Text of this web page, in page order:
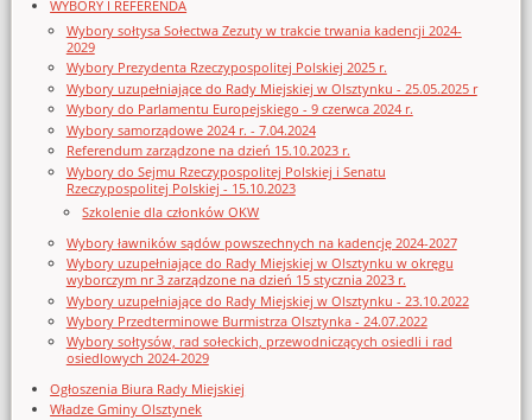
WYBORY I REFERENDA
Wybory sołtysa Sołectwa Zezuty w trakcie trwania kadencji 2024-
2029
Wybory Prezydenta Rzeczypospolitej Polskiej 2025 r.
Wybory uzupełniające do Rady Miejskiej w Olsztynku - 25.05.2025 r
Wybory do Parlamentu Europejskiego - 9 czerwca 2024 r.
Wybory samorządowe 2024 r. - 7.04.2024
Referendum zarządzone na dzień 15.10.2023 r.
Wybory do Sejmu Rzeczypospolitej Polskiej i Senatu
Rzeczypospolitej Polskiej - 15.10.2023
Szkolenie dla członków OKW
Wybory ławników sądów powszechnych na kadencję 2024-2027
Wybory uzupełniające do Rady Miejskiej w Olsztynku w okręgu
wyborczym nr 3 zarządzone na dzień 15 stycznia 2023 r.
Wybory uzupełniające do Rady Miejskiej w Olsztynku - 23.10.2022
Wybory Przedterminowe Burmistrza Olsztynka - 24.07.2022
Wybory sołtysów, rad sołeckich, przewodniczących osiedli i rad
osiedlowych 2024-2029
Ogłoszenia Biura Rady Miejskiej
Władze Gminy Olsztynek